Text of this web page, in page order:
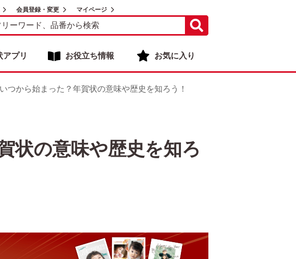
会員登録・変更 マイページ
アプリ お役立ち情報 お気に入り
つから始まった？年賀状の意味や歴史を知ろう！
状の意味や歴史を知ろ